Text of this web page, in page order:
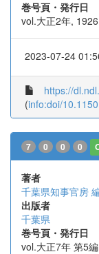
巻号頁・発行日
vol.大正2年, 1926
2023-07-24
https://
(info:doi/
7 0 0 0
著者
千葉県知事官房
出版者
千葉県
巻号頁・発行日
vol.大正7年 第5